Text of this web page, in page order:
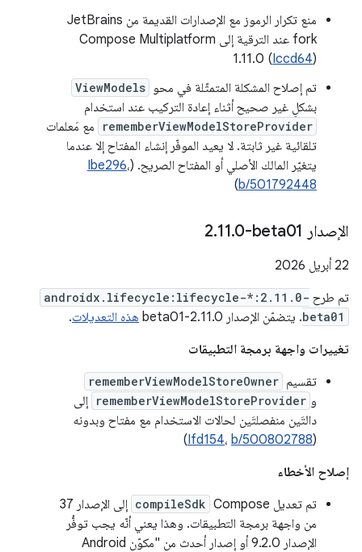
منع تكرار الرموز مع الإصدارات القديمة من JetBrains
fork عند الترقية إلى Compose Multiplatform
1.11.0 (Iccd64)
تم إصلاح المشكلة المتمثّلة في محو ViewModels
بشكلٍ غير صحيح أثناء إعادة التركيب عند استخدام
rememberViewModelStoreProvider
مع مَعلمات
تلقائية غير ثابتة. لا يعيد الموفّر إنشاء المفتاح إلا عندما
يتغيّر المالك الأصلي أو المفتاح الصريح. ( Ibe296،
b/501792448
)
الإصدار ‎2 .11.0-beta01
‫22 أبريل 2026
تم طرح androidx.lifecycle:lifecycle-*:2.11.0-
beta01. يتضمّن الإصدار 2.11.0-beta01 هذه التعديلات.
تغييرات واجهة برمجة التطبيقات
تقسيم rememberViewModelStoreOwner
و rememberViewModelStoreProvider
إلى
دالتَين منفصلتَين لحالات الاستخدام مع مفتاح وبدونه
(
Ifd154، b/500802788
)
إصلاح الأخطاء
تم تعديل Compose
compileSdk
إلى الإصدار 37
من واجهة برمجة التطبيقات. وهذا يعني أنّه يجب توفُّر
الإصدار 9.2.0 أو إصدار أحدث من "مكوّن Android